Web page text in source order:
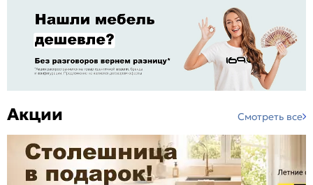
Акции Смотреть все